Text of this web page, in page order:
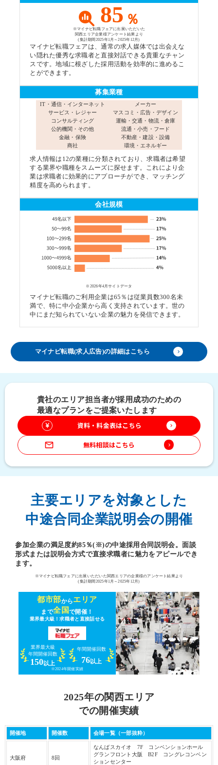
85 ％
※マイナビ転職フェアに出展いただいた
関西エリア企業様アンケート結果より
(集計期間2025年1月～2025年12月)
マイナビ転職フェアは、通常の求人媒体では出会えな
い隠れた優秀な求職者と直接対話できる貴重なチャン
スです。地域に根ざした採用活動を効率的に進めるこ
とができます。
募集業種
IT・通信・インターネット
サービス・レジャー
コンサルティング
公的機関・その他
金融・保険
商社
メーカー
マスコミ・広告・デザイン
運輸・交通・物流・倉庫
流通・小売・フード
不動産・建設・設備
環境・エネルギー
求人情報は12の業種に分類されており、求職者は希望
する業界や職種をスムーズに探せます。これにより企
業は求職者に効果的にアプローチができ、マッチング
精度を高められます。
会社規模
※2026年4月サイトデータ
マイナビ転職のご利用企業は65％は従業員数300名未
満で、特に中小企業から高く支持されています。世の
中にまだ知られていない企業の魅力を発信できます。
マイナビ転職(求人広告)の詳細はこちら keyboard_arrow_right
貴社のエリア担当者が採用成功のための
最適なプランをご提案いたします
資料・料金表はこちら keyboard_arrow_right
mail_outline 無料相談はこちら keyboard_arrow_right
主要エリアを対象とした
中途合同企業説明会の開催
参加企業の満足度約85％(※)の中途採用合同説明会。面談
形式または説明会方式で直接求職者に魅力をアピールでき
ます。
※マイナビ転職フェアに出展いただいた関西エリアの企業様のアンケート結果より
(集計期間2025年1月～2025年12月)
都市部からエリア
まで全国で開催！
業界最大級！求職者と直接話せる
業界最大級
年間開催回数
150以上
年間開催回数
76以上
※2024年開催実績
2025年の関西エリア
での開催実績
開催地 開催数 会場一覧（一部抜粋）
大阪府 8回
なんばスカイオ 7F コンベンションホール
グランフロント大阪 B2F コングレコンベン
ションセンター